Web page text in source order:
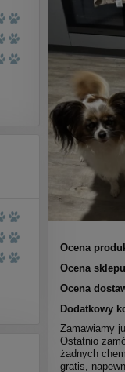
Ocena
Ocena
Ocena
Dodatkowy
Zamawiamy
Ostatnio
żadnych
gratis,